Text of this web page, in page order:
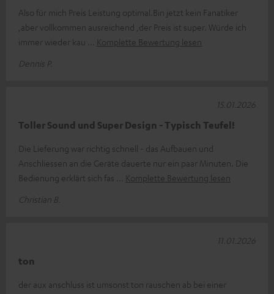
Also für mich Preis Leistung optimal.Bin jetzt kein Fanatiker
,aber vollkommen ausreichend ,der Preis ist super. Würde ich
immer wieder kau
Komplette Bewertung lesen
Dennis P.
Toller Sound und Super Design - Typisch Teufel!
Die Lieferung war richtig schnell - das Aufbauen und
Anschliessen an die Geräte dauerte nur ein paar Minuten. Die
Bedienung erklärt sich fas
Komplette Bewertung lesen
Christian B.
15.01.2026
ton
der aux anschluss ist umsonst ton rauschen ab bei einer
11.01.2026